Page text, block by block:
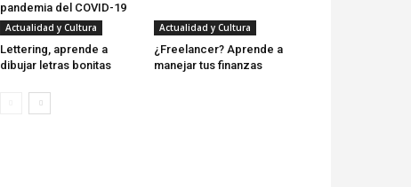
pandemia del COVID-19
Actualidad y Cultura
Lettering, aprende a
dibujar letras bonitas
Actualidad y Cultura
¿Freelancer? Aprende a
manejar tus finanzas